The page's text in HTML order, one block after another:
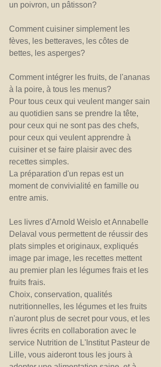
un poivron, un pâtisson?
Comment cuisiner simplement les
fèves, les betteraves, les côtes de
bettes, les asperges?
Comment intégrer les fruits, de l'ananas
à la poire, à tous les menus?
Pour tous ceux qui veulent manger sain
au quotidien sans se prendre la tête,
pour ceux qui ne sont pas des chefs,
pour ceux qui veulent apprendre à
cuisiner et se faire plaisir avec des
recettes simples.
La préparation d'un repas est un
moment de convivialité en famille ou
entre amis.
Les livres d'Arnold Weislo et Annabelle
Delaval vous permettent de réussir des
plats simples et originaux, expliqués
image par image, les recettes mettent
au premier plan les légumes frais et les
fruits frais.
Choix, conservation, qualités
nutritionnelles, les légumes et les fruits
n'auront plus de secret pour vous, et les
livres écrits en collaboration avec le
service Nutrition de L'Institut Pasteur de
Lille, vous aideront tous les jours à